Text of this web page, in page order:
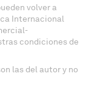
volver a
Internacional
condiciones de
las del autor y no